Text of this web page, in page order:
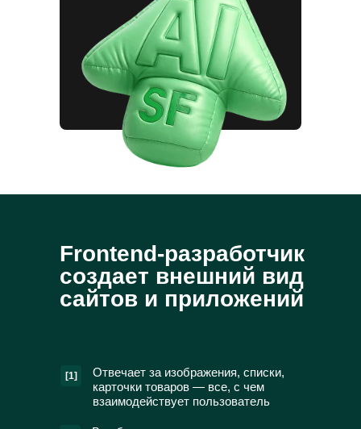
Frontend-разработчик
создает внешний вид
сайтов и приложений
[1]
Отвечает за изображения, списки,
карточки товаров — все, с чем
взаимодействует пользователь